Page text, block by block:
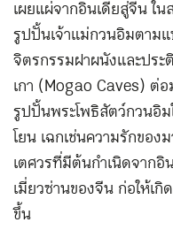
เผยแผ่จากอินเดียสู่จีน ใ
รูปปั้นเจ้าแม่กวนอิมตาม
จิตรกรรมฝาผนังและปร
เกา (Mogao Caves) ต่
รูปปั้นพระโพธิสัตว์กวนอิ
โยน เฉกเช่นความรักขอ
เตศวรที่มีต้นกำเนิดจากอิ
เมี่ยวซ่านของจีน ก่อให้เ
ขึ้น